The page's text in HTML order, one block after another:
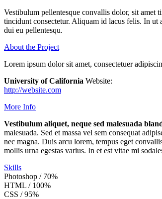
Vestibulum pellentesque convallis dolor, sit amet
tincidunt consectetur. Aliquam id lacus felis. In ut
dui eu pellentesqu.
About the Project
Lorem ipsum dolor sit amet, consectetuer
University of California Website:
http://website.com
More Info
Vestibulum aliquet, neque sed malesuada
malesuada. Sed et massa vel sem consequat
nec magna. Duis arcu lorem, tempus eget
mollis urna egestas varius. In et est vitae mi
Skills
Photoshop / 70%
HTML / 100%
CSS / 95%